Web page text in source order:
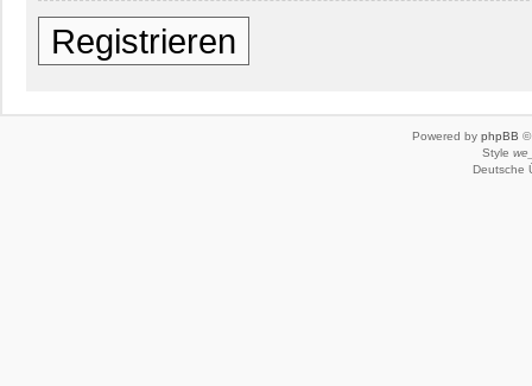
Registrieren
Powered by phpBB ©
Style
Deutsche